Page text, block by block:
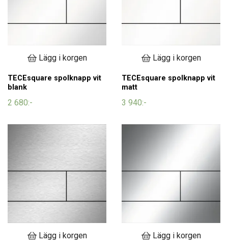
Lägg i korgen
TECEsquare spolknapp vit
blank
2 680:-
Lägg i korgen
TECEsquare spolknapp vit
matt
3 940:-
Lägg i korgen Lägg i korgen